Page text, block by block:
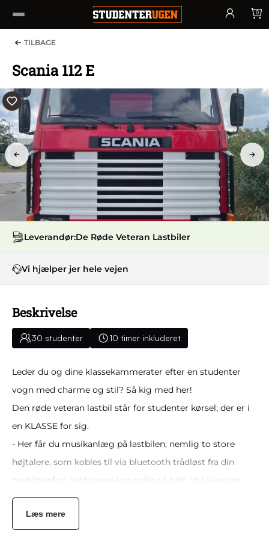
0
TILBAGE
Scania 112 E
PREV
Leverandør:De Røde Veteran Lastbiler
Vi hjælper jer hele vejen
Beskrivelse
30 studenter 10 timer inkluderet
Leder du og dine klassekammerater efter en studenter
vogn med charme og stil? Så kig med her!
Den røde veteran lastbil står for studenter kørsel; der er i
en KLASSE for sig.
- Her får du musikanlæg på lastbilen; nemlig to store
højtalere, som kobles til via bluetooth trådløst fra din
mobiltelefon. Højtalerne kan spille så højt, at I ikke kan
tale sammen normalt på ladet og overdynger de andre
kørende studenter vogne.
Læs mere